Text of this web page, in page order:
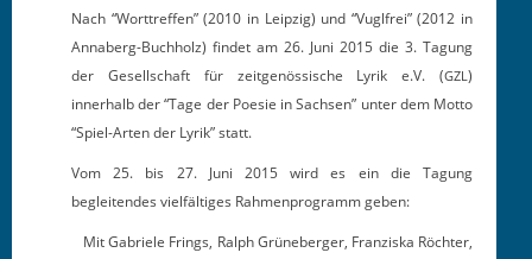
Nach “Worttreffen” (2010 in Leipzig) und “Vuglfrei” (2012 in
Annaberg-Buchholz) findet am 26. Juni 2015 die 3. Tagung
der Gesellschaft für zeitgenössische Lyrik e.V. (GZL)
innerhalb der “Tage der Poesie in Sachsen” unter dem Motto
“Spiel-Arten der Lyrik” statt.
Vom 25. bis 27. Juni 2015 wird es ein die Tagung
begleitendes vielfältiges Rahmenprogramm geben:
Mit Gabriele Frings, Ralph Grüneberg­er, Franziska Röchter,